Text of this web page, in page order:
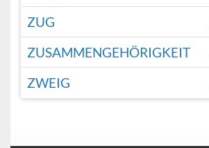
ZUG
ZUSAMMENGEHÖRIGKEIT
ZWEIG